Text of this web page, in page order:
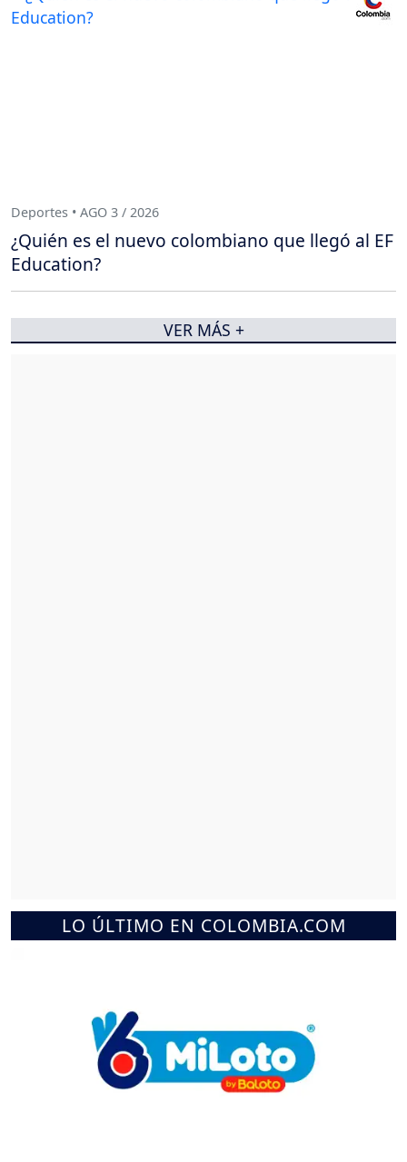
LO ÚLTIMO EN COLOMBIA.COM
Deportes • AGO 3 / 2026
¿Quién es el nuevo colombiano que llegó al EF
Education?
VER MÁS +